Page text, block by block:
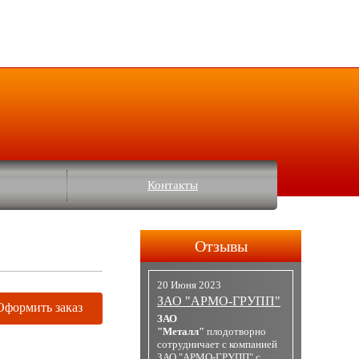
Контакты
заказ
Отзывы
20 Июня 2023
ЗАО "АРМО-ГРУПП"
ЗАО
"Металл" плодотворно
сотрудничает с компанией